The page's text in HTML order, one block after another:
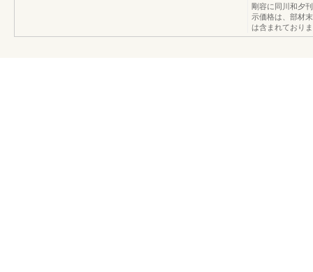
剛容に同川和夕
示価格は、部材
は含まれており